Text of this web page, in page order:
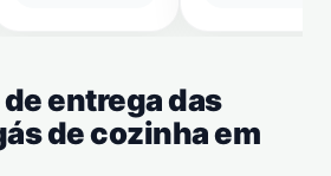
entrega das
de cozinha em